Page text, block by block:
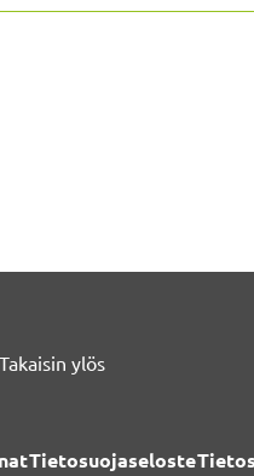
Takaisin ylös
Tietosuojaseloste